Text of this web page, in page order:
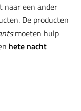
naar een ander
De producten
moeten hulp
hete nacht